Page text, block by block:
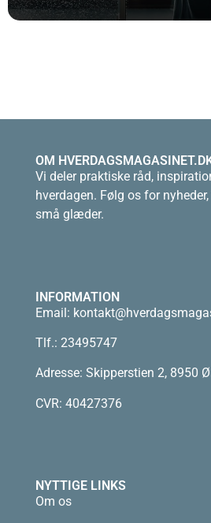
OM
Vi deler praktiske råd,
hverdagen. Følg os for
små glæder.
INFORMATION
Email:
Tlf.: 23495747
Adresse: Skipperstien 2, 8950
CVR: 40427376
NYTTIGE LINKS
Om os